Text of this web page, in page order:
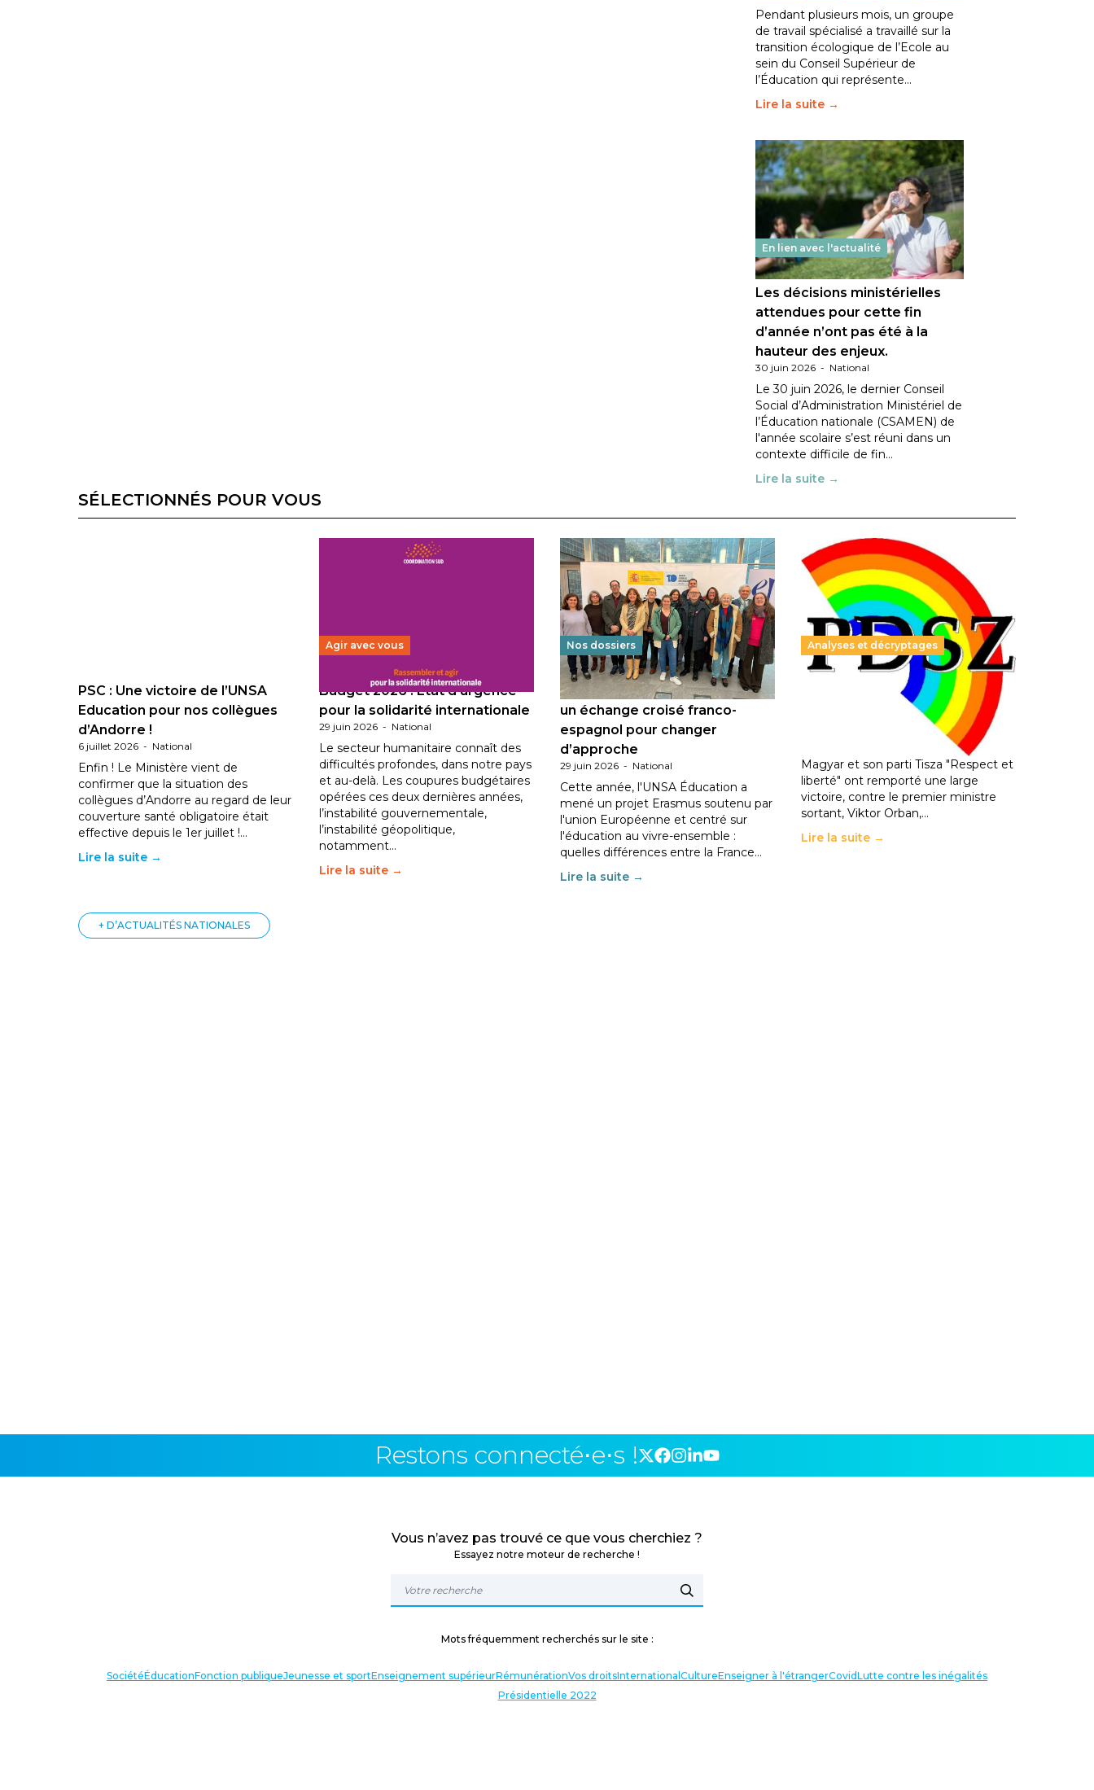
Pendant plusieurs mois, un groupe
de travail spécialisé a travaillé sur la
transition écologique de l’Ecole au
sein du Conseil Supérieur de
l’Éducation qui représente…
Lire la suite →
En lien avec l'actualité
Les décisions ministérielles
attendues pour cette fin
d’année n’ont pas été à la
hauteur des enjeux.
30 juin 2026 - National
Le 30 juin 2026, le dernier Conseil
Social d’Administration Ministériel de
l’Éducation nationale (CSAMEN) de
l'année scolaire s’est réuni dans un
contexte difficile de fin…
Lire la suite →
SÉLECTIONNÉS POUR VOUS
PSC : Une victoire de l’UNSA
Education pour nos collègues
d’Andorre !
6 juillet 2026 - National
Enfin ! Le Ministère vient de
confirmer que la situation des
collègues d’Andorre au regard de leur
couverture santé obligatoire était
effective depuis le 1er juillet !…
Lire la suite →
Agir avec vous
Budget 2026 : État d’urgence
pour la solidarité internationale
29 juin 2026 - National
Le secteur humanitaire connaît des
difficultés profondes, dans notre pays
et au-delà. Les coupures budgétaires
opérées ces deux dernières années,
l’instabilité gouvernementale,
l’instabilité géopolitique,
notamment…
Lire la suite →
Nos dossiers
Éducation au vivre-ensemble :
un échange croisé franco-
espagnol pour changer
d’approche
29 juin 2026 - National
Cette année, l'UNSA Éducation a
mené un projet Erasmus soutenu par
l'union Européenne et centré sur
l'éducation au vivre-ensemble :
quelles différences entre la France…
Lire la suite →
Analyses et décryptages
Hongrie : du changement pour
les politiques éducatives, aussi !
En Hongrie, le conservateur Peter
Magyar et son parti Tisza "Respect et
liberté" ont remporté une large
victoire, contre le premier ministre
sortant, Viktor Orban,…
Lire la suite →
+ D’ACTUALITÉS NATIONALES
Restons connecté⋅e⋅s !
Vous n’avez pas trouvé ce que vous cherchiez ?
Essayez notre moteur de recherche !
Mots fréquemment recherchés sur le site :
SociétéÉducationFonction publiqueJeunesse et sportEnseignement supérieurRémunérationVos droitsInternational CultureEnseigner à l'étrangerCovidLutte contre les inégalités
Présidentielle 2022